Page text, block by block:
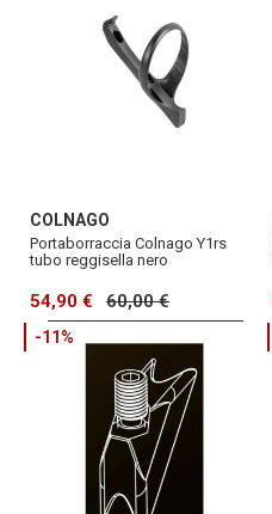
COLNAGO
Portaborraccia Colnago Y1rs
tubo reggisella nero
54,90 € 60,00 €
-11%